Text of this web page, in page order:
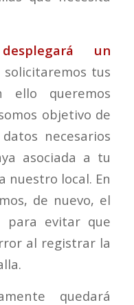
un
tus
ello queremos
objetivo de
necesarios
asociada a tu
nuestro local. En
de nuevo, el
para evitar que
al registrar la
quedará